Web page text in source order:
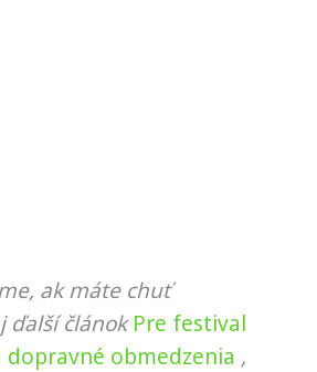
ak máte chuť
ďalší článok Pre festival
obmedzenia ,